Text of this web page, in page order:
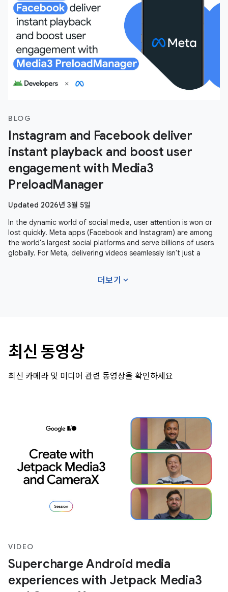
BLOG
Instagram and Facebook deliver
instant playback and boost user
engagement with Media3
PreloadManager
Updated 2026년 3월 5일
In the dynamic world of social media, user attention is won or
lost quickly. Meta apps (Facebook and Instagram) are among
the world's largest social platforms and serve billions of users
globally. For Meta, delivering videos seamlessly isn't just a
더보기 expand_more
최신 동영상
최신 카메라 및 미디어 관련 동영상을 확인하세요
VIDEO
Supercharge Android media
experiences with Jetpack Media3